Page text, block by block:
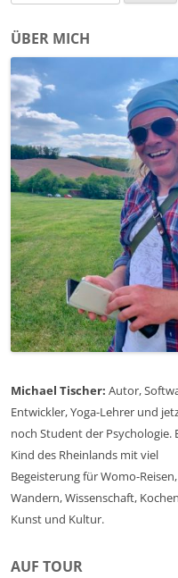
nach:
ÜBER MICH
Michael Tischer: Autor,
Entwickler, Yoga-Lehrer und
noch Student der Psychologie.
Kind des Rheinlands mit viel
Begeisterung für Womo-Reisen,
Wandern, Wissenschaft,
Kunst und Kultur.
AUF TOUR